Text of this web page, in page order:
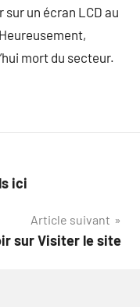
un écran LCD au
mort du secteur.
ici
Article suivant
sur Visiter le site